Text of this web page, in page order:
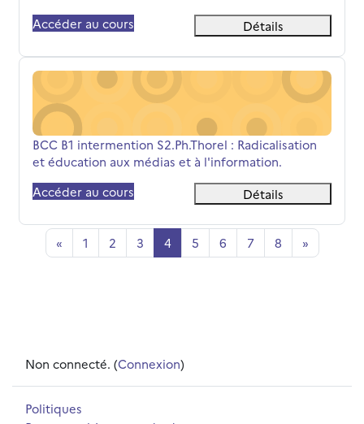
Accéder au cours
Détails
BCC B1 intermention S2.Ph.Thorel : Radicalisation et
Nom du cours
BCC B1 intermention S2.Ph.Thorel : Radicalisation
et éducation aux médias et à l'information.
Accéder au cours
Détails
«Page précédente
1 Page 1
2Page 2
3Page 3
4Page 4
5Page 5
6Page 6
7Page 7
8Page 8
»Page
Non connecté. (Connexion)
Politiques